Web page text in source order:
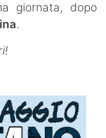
giornata, dopo
.